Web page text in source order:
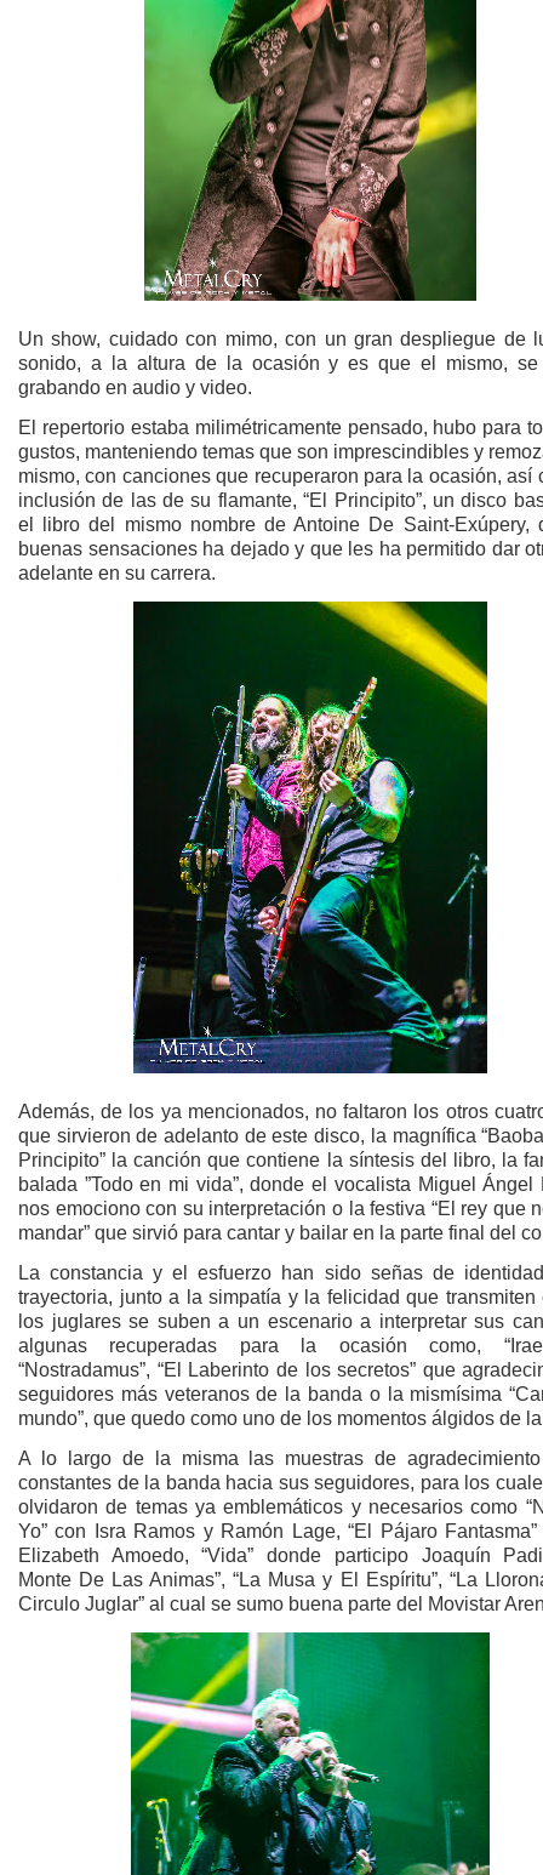
Un show, cuidado con mimo, con un gran despliegue de
sonido, a la altura de la ocasión y es que el mismo, se
grabando en audio y video.
El repertorio estaba milimétricamente pensado, hubo para
gustos, manteniendo temas que son imprescindibles y
mismo, con canciones que recuperaron para la ocasión, así
inclusión de las de su flamante, “El Principito”, un disco
el libro del mismo nombre de Antoine De Saint-Exúpery,
buenas sensaciones ha dejado y que les ha permitido dar
adelante en su carrera.
Además, de los ya mencionados, no faltaron los otros
que sirvieron de adelanto de este disco, la magnífica
Principito” la canción que contiene la síntesis del libro, la
balada ”Todo en mi vida”, donde el vocalista Miguel Ángel
nos emociono con su interpretación o la festiva “El rey que
mandar” que sirvió para cantar y bailar en la parte final del
La constancia y el esfuerzo han sido señas de
trayectoria, junto a la simpatía y la felicidad que transmiten
los juglares se suben a un escenario a interpretar sus
algunas recuperadas para la ocasión como,
“Nostradamus”, “El Laberinto de los secretos” que
seguidores más veteranos de la banda o la mismísima
mundo”, que quedo como uno de los momentos álgidos de
A lo largo de la misma las muestras de
constantes de la banda hacia sus seguidores, para los
olvidaron de temas ya emblemáticos y necesarios como
Yo” con Isra Ramos y Ramón Lage, “El Pájaro
Elizabeth Amoedo, “Vida” donde participo Joaquín
Monte De Las Animas”, “La Musa y El Espíritu”, “La
Circulo Juglar” al cual se sumo buena parte del Movistar